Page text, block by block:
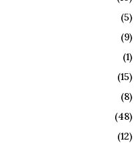
(5)
(9)
(1)
(15)
(8)
(48)
(12)